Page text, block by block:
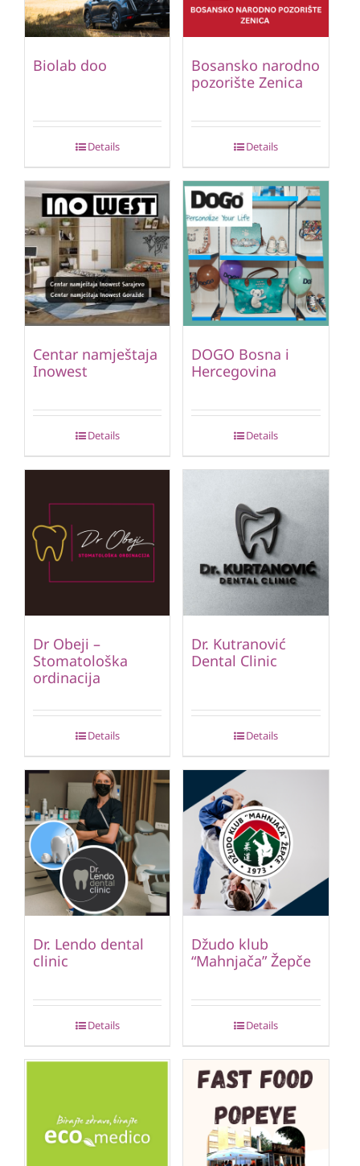
Biolab doo
Details
Bosansko narodno
pozorište Zenica
Details
Centar namještaja
Inowest
Details
DOGO Bosna i
Hercegovina
Details
Dr Obeji –
Stomatološka
ordinacija
Details
Dr. Kutranović
Dental Clinic
Details
Dr. Lendo dental
clinic
Details
Džudo klub
“Mahnjača” Žepče
Details